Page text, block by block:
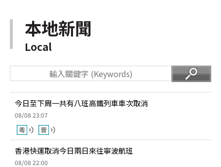
本地新聞
Local
今日至下周一共有八班高鐵列車車次取消
08/08 23:07
香港快運取消今日兩日來往寧波航班
08/08 22:00